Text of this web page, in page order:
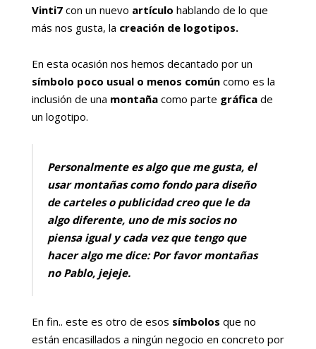
Vinti7con un nuevo artículo hablando de lo que
más nos gusta, la creación de logotipos.
En esta ocasión nos hemos decantado por un
símbolo poco usual o menos comúncomo es la
inclusión de una montañacomo parte gráficade
un logotipo.
Personalmente es algo que me gusta, el
usar montañas como fondo para diseño
de carteles o publicidad creo que le da
algo diferente, uno de mis socios no
piensa igual y cada vez que tengo que
hacer algo me dice: Por favor montañas
no Pablo, jejeje.
En fin.. este es otro de esos símbolos que no
están encasillados a ningún negocio en concreto por